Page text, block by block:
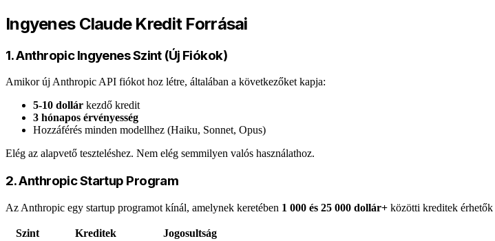
Ingyenes Claude Kredit Forrásai
1. Anthropic Ingyenes Szint (Új Fiókok)
Amikor új Anthropic API fiókot hoz létre, általában a következőket kapja:
5-10 dollár kezdő kredit
3 hónapos érvényesség
Hozzáférés minden modellhez (Haiku, Sonnet, Opus)
Elég az alapvető teszteléshez. Nem elég semmilyen valós használathoz.
2. Anthropic Startup Program
Az Anthropic egy startup programot kínál, amelynek keretében 1 000 és 25 000 dollár+ közötti kreditek érhetők
Szint Kreditek
Jogosultság